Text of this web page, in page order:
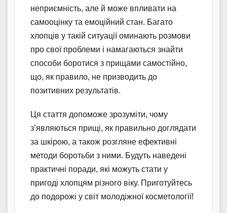
неприємність, але й може впливати на
самооцінку та емоційний стан. Багато
хлопців у такій ситуації оминають розмови
про свої проблеми і намагаються знайти
способи боротися з прищами самостійно,
що, як правило, не призводить до
позитивних результатів.
Ця стаття допоможе зрозуміти, чому
з’являються прищі, як правильно доглядати
за шкірою, а також розгляне ефективні
методи боротьби з ними. Будуть наведені
практичні поради, які можуть стати у
пригоді хлопцям різного віку. Приготуйтесь
до подорожі у світ молодіжної косметології!